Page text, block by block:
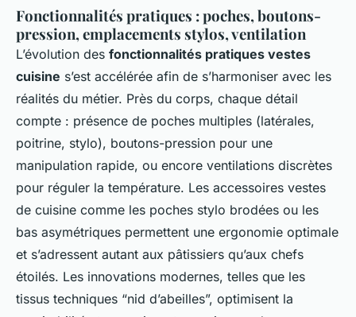
Fonctionnalités pratiques : poches, boutons-
pression, emplacements stylos, ventilation
L’évolution des fonctionnalités pratiques vestes
cuisine s’est accélérée afin de s’harmoniser avec les
réalités du métier. Près du corps, chaque détail
compte : présence de poches multiples (latérales,
poitrine, stylo), boutons-pression pour une
manipulation rapide, ou encore ventilations discrètes
pour réguler la température. Les accessoires vestes
de cuisine comme les poches stylo brodées ou les
bas asymétriques permettent une ergonomie optimale
et s’adressent autant aux pâtissiers qu’aux chefs
étoilés. Les innovations modernes, telles que les
tissus techniques “nid d’abeilles”, optimisent la